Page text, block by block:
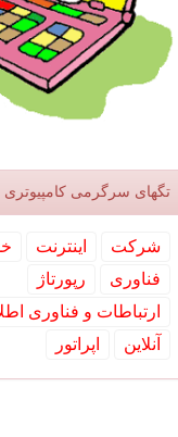
تگهای سرگرمی كامپیوتری
شركت اینترنت
فناوری
رپورتاژ
ارتباطات و فناوری
آنلاین
اپراتور